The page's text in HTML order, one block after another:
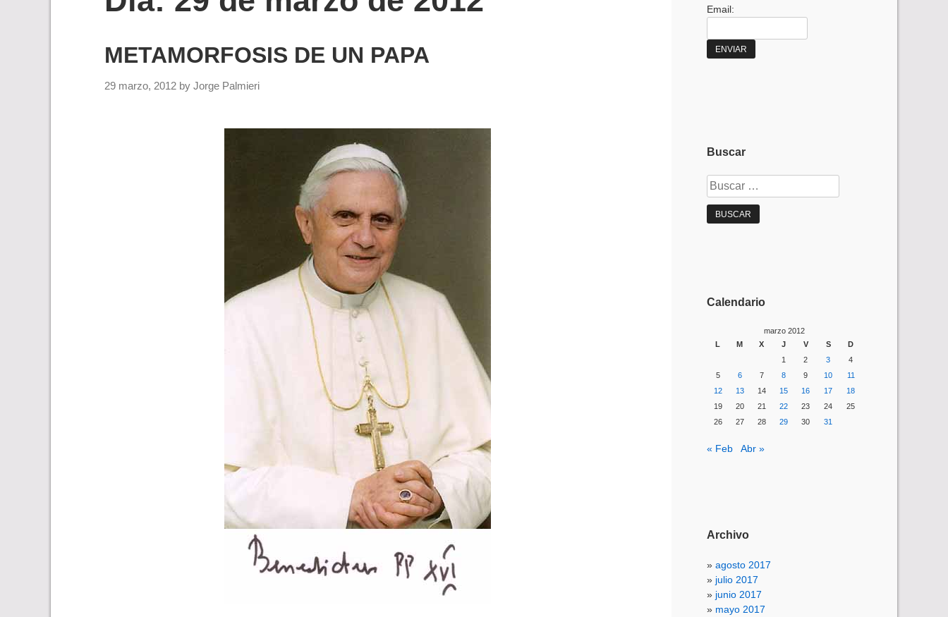
METAMORFOSIS DE UN PAPA
29 marzo, 2012 by Jorge Palmieri
Email:
Buscar
Buscar:
Calendario
marzo 2012
L
M X J V S
D
1
2 3
4
5
6 7 8 9 10
11
12
13 14 15 16 17
18
19
20 21 22 23 24
25
26
27 28 29 30 31
« Feb Abr »
Archivo
agosto 2017
julio 2017
junio 2017
mayo 2017